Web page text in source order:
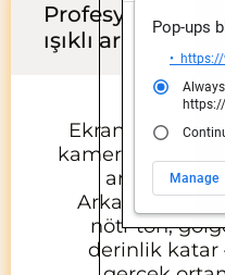
Profesyonel
ışıklı arka plan
Ekranı yalnızca
kameranın
arka plan
Arkanızdaki
nötr ton,
derinlik katar